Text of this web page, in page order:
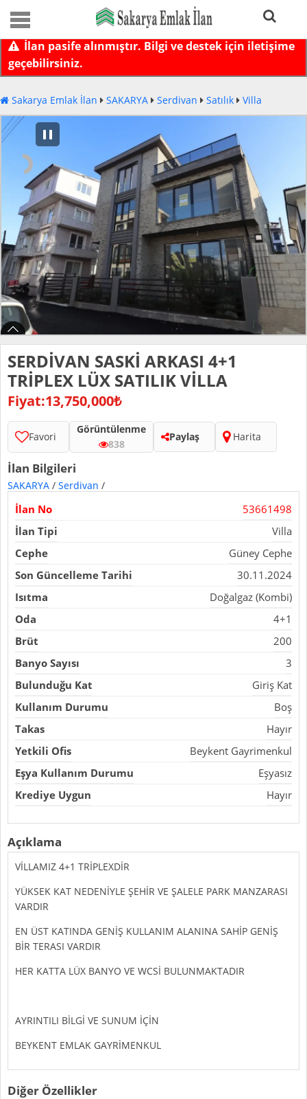
İlan pasife alınmıştır. Bilgi ve destek için iletişime
geçebilirsiniz.
Sakarya Emlak İlan SAKARYA Serdivan Satılık Villa
SERDİVAN SASKİ ARKASI 4+1
TRİPLEX LÜX SATILIK VİLLA
Fiyat:13,750,000₺
Favori
Görüntülenme
838
Paylaş Harita
İlan Bilgileri
SAKARYA / Serdivan /
İlan No
53661498
İlan Tipi
Villa
Cephe
Güney Cephe
Son Güncelleme Tarihi
30.11.2024
Isıtma
Doğalgaz (Kombi)
Oda
4+1
Brüt
200
Banyo Sayısı
3
Bulunduğu Kat
Giriş Kat
Kullanım Durumu
Boş
Takas
Hayır
Yetkili Ofis
Beykent Gayrimenkul
Eşya Kullanım Durumu
Eşyasız
Krediye Uygun
Hayır
Açıklama
VİLLAMIZ 4+1 TRİPLEXDİR
YÜKSEK KAT NEDENİYLE ŞEHİR VE ŞALELE PARK MANZARASI
VARDIR
EN ÜST KATINDA GENİŞ KULLANIM ALANINA SAHİP GENİŞ
BİR TERASI VARDIR
HER KATTA LÜX BANYO VE WCSİ BULUNMAKTADIR
AYRINTILI BİLGİ VE SUNUM İÇİN
BEYKENT EMLAK GAYRİMENKUL
Diğer Özellikler